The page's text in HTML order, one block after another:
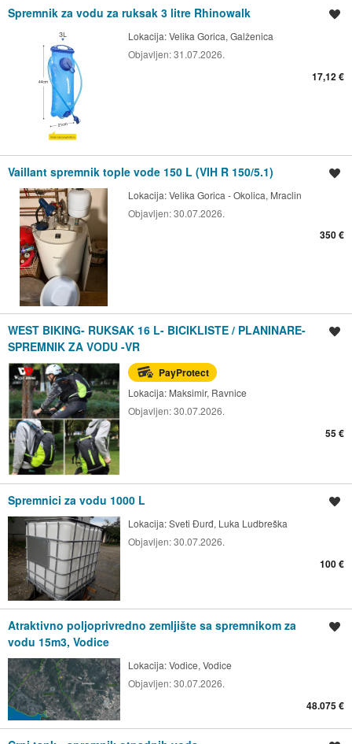
Spremnik za vodu za ruksak 3 litre Rhinowalk
Lokacija:Velika Gorica, Galženica
Objavljen:31.07.2026.
17,12 €
Vaillant spremnik tople vode 150 L (VIH R 150/5.1)
Lokacija:Velika Gorica - Okolica, Mraclin
Objavljen:30.07.2026.
350 €
WEST BIKING- RUKSAK 16 L- BICIKLISTE / PLANINARE-
SPREMNIK ZA VODU -VR
PayProtect
Lokacija: Maksimir, Ravnice
Objavljen:30.07.2026.
55 €
Spremnici za vodu 1000 L
Lokacija:Sveti Đurđ, Luka Ludbreška
Objavljen:30.07.2026.
100 €
Atraktivno poljoprivredno zemljište sa spremnikom za
vodu 15m3, Vodice
Lokacija:Vodice, Vodice
Objavljen:30.07.2026.
48.075 €